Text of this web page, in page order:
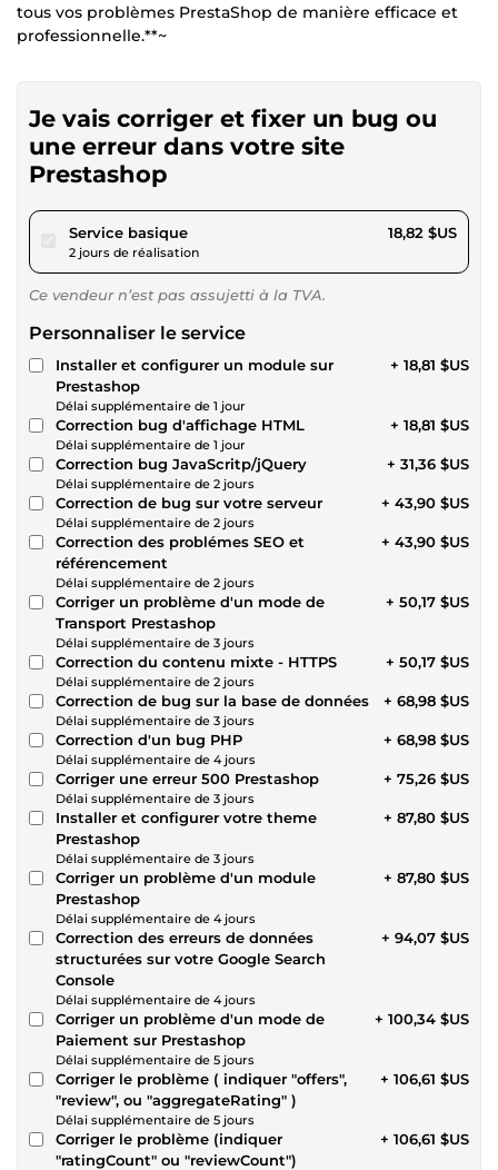
tous vos problèmes PrestaShop de manière efficace et
professionnelle.**~
Je vais corriger et fixer un bug ou
une erreur dans votre site
Prestashop
Service basiquepour 17,34 $US
2 jours de réalisation
18,82 $US
Ce vendeur n’est pas assujetti à la TVA.
Personnaliser le service
Installer et configurer un module sur
Prestashop
Délai supplémentaire de 1 jour
+ 18,81 $US
Correction bug d'affichage HTML
Délai supplémentaire de 1 jour
+ 18,81 $US
Correction bug JavaScritp/jQuery
Délai supplémentaire de 2 jours
+ 31,36 $US
Correction de bug sur votre serveur
Délai supplémentaire de 2 jours
+ 43,90 $US
Correction des problémes SEO et
référencement
Délai supplémentaire de 2 jours
+ 43,90 $US
Corriger un problème d'un mode de
Transport Prestashop
Délai supplémentaire de 3 jours
+ 50,17 $US
Correction du contenu mixte - HTTPS
Délai supplémentaire de 2 jours
+ 50,17 $US
Correction de bug sur la base de données
Délai supplémentaire de 3 jours
+ 68,98 $US
Correction d'un bug PHP
Délai supplémentaire de 4 jours
+ 68,98 $US
Corriger une erreur 500 Prestashop
Délai supplémentaire de 3 jours
+ 75,26 $US
Installer et configurer votre theme
Prestashop
Délai supplémentaire de 3 jours
+ 87,80 $US
Corriger un problème d'un module
Prestashop
Délai supplémentaire de 4 jours
+ 87,80 $US
Correction des erreurs de données
structurées sur votre Google Search
Console
Délai supplémentaire de 4 jours
+ 94,07 $US
Corriger un problème d'un mode de
Paiement sur Prestashop
Délai supplémentaire de 5 jours
+ 100,34 $US
Corriger le problème ( indiquer "offers",
"review", ou "aggregateRating" )
Délai supplémentaire de 5 jours
+ 106,61 $US
Corriger le problème (indiquer
"ratingCount" ou "reviewCount")
+ 106,61 $US